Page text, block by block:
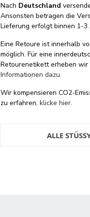
Nach Deutschland
Ansonsten betragen die
Lieferung erfolgt binnen 1-3
Eine Retoure ist innerhalb
möglich. Für eine
Retourenetikett erheben
Informationen dazu.
Wir kompensieren CO2-
zu erfahren,klicke hier.
ALLE